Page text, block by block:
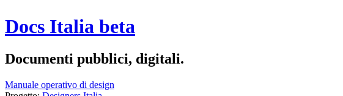
Docs Italia beta
Documenti pubblici, digitali.
Manuale operativo di design